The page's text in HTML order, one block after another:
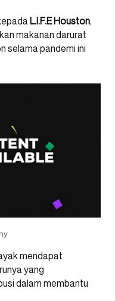
L.I.F.E Houston,
makanan darurat
selama pandemi ini
mendapat
yang
dalam membantu